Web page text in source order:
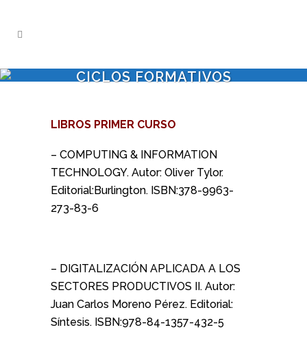
CICLOS FORMATIVOS
LIBROS PRIMER CURSO
– COMPUTING & INFORMATION
TECHNOLOGY. Autor: Oliver Tylor.
Editorial:Burlington. ISBN:378-9963-
273-83-6
– DIGITALIZACIÓN APLICADA A LOS
SECTORES PRODUCTIVOS II. Autor:
Juan Carlos Moreno Pérez. Editorial:
Síntesis. ISBN:978-84-1357-432-5